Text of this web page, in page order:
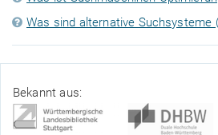
Was sind alternative Suchsysteme
Bekannt aus: